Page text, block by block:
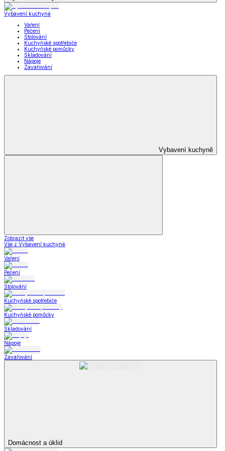
Vybavení kuchyně
Vaření
Pečení
Stolování
Kuchyňské spotřebiče
Kuchyňské pomůcky
Skladování
Nápoje
Zavařování
Vybavení kuchyně
Zobrazit vše
Vše z Vybavení kuchyně
Vaření
Pečení
Stolování
Kuchyňské spotřebiče
Kuchyňské pomůcky
Skladování
Nápoje
Zavařování
Domácnost a úklid